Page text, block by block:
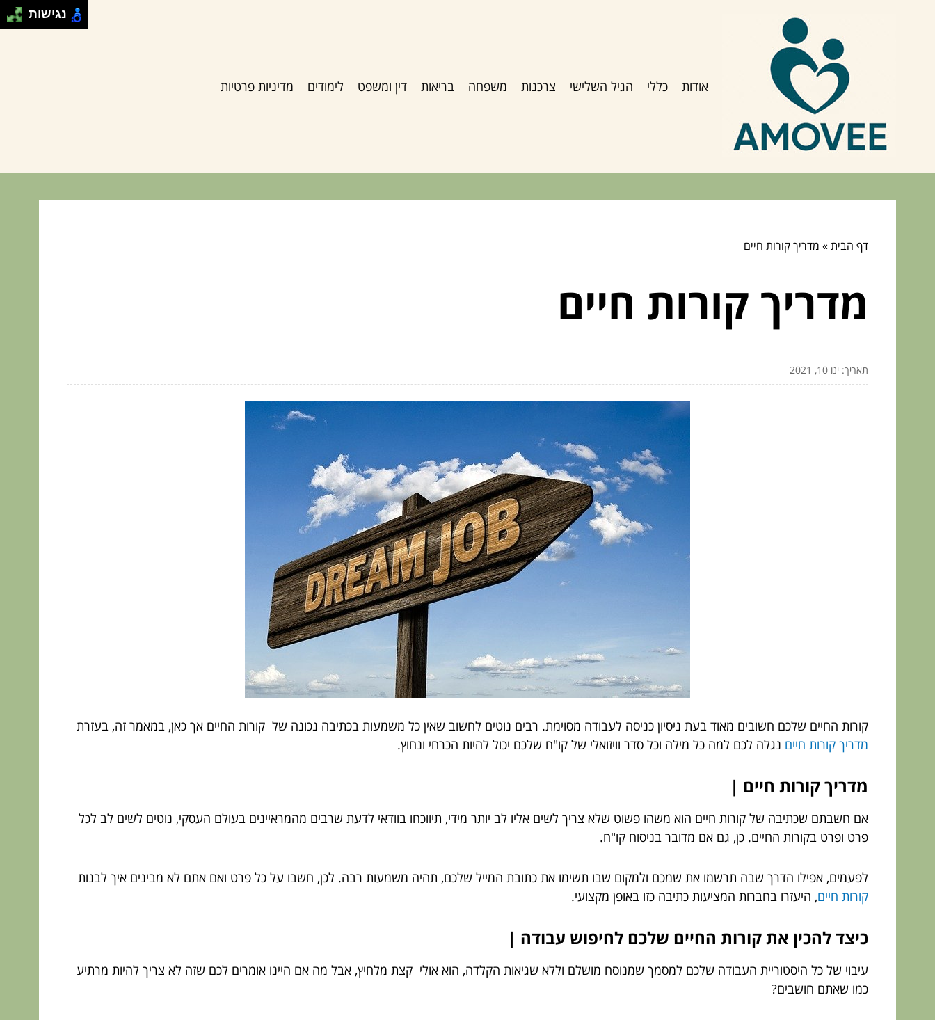
אודות כללי הגיל השלישי צרכנות משפחה בריאות דין ומשפט לימודים מדיניות פרטיות
דף הבית» מדריך קורות חיים
מדריך קורות חיים
תאריך: ינו 10, 2021
קורות החיים שלכם חשובים מאוד בעת ניסיון כניסה לעבודה מסוימת. רבים נוטים לחשוב שאין כל משמעות בכתיבה נכונה של קורות החיים אך כאן, במאמר זה, בעזרת
מדריך קורות חיים נגלה לכם למה כל מילה וכל סדר וויזואלי של קו"ח שלכם יכול להיות הכרחי ונחוץ.
מדריך קורות חיים |
אם חשבתם שכתיבה של קורות חיים הוא משהו פשוט שלא צריך לשים אליו לב יותר מידי, תיווכחו בוודאי לדעת שרבים מהמראיינים בעולם העסקי, נוטים לשים לב לכל
פרט ופרט בקורות החיים. כן, גם אם מדובר בניסוח קו"ח.
לפעמים, אפילו הדרך שבה תרשמו את שמכם ולמקום שבו תשימו את כתובת המייל שלכם, תהיה משמעות רבה. לכן, חשבו על כל פרט ואם אתם לא מבינים איך לבנות
קורות חיים, היעזרו בחברות המציעות כתיבה כזו באופן מקצועי.
כיצד להכין את קורות החיים שלכם לחיפוש עבודה |
עיבוי של כל היסטוריית העבודה שלכם למסמך שמנוסח מושלם וללא שגיאות הקלדה, הוא אולי קצת מלחיץ, אבל מה אם היינו אומרים לכם שזה לא צריך להיות מרתיע
כמו שאתם חושבים?
נגישות